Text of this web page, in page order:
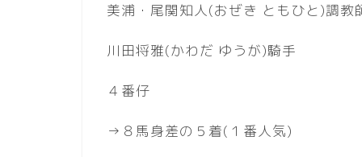
美浦・尾関知人(おぜき ともひと)調教
川田将雅(かわだ ゆうが)騎手
４番仔
→８馬身差の５着(１番人気)